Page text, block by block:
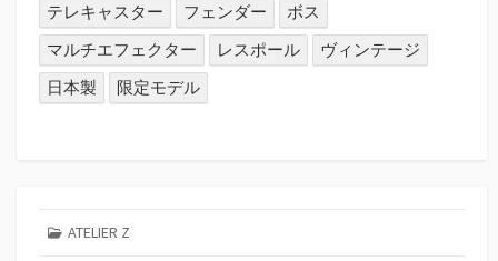
テレキャスター
フェンダー
ボス
マルチエフェクター
レスポール
ヴィンテージ
日本製
限定モデル
ATELIER Z